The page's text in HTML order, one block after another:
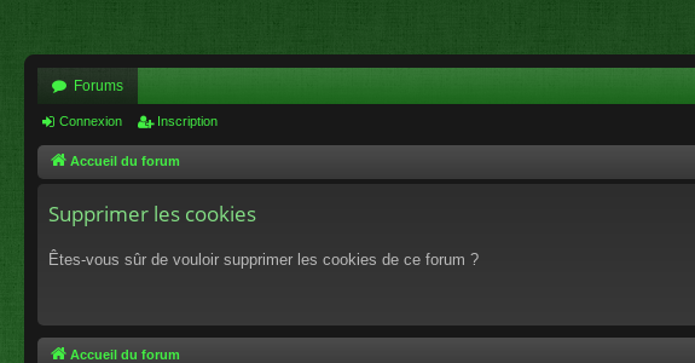
Forums
Connexion Inscription
Accueil du forum
Supprimer les cookies
Êtes-vous sûr de vouloir supprimer les cookies de ce forum ?
Accueil du forum